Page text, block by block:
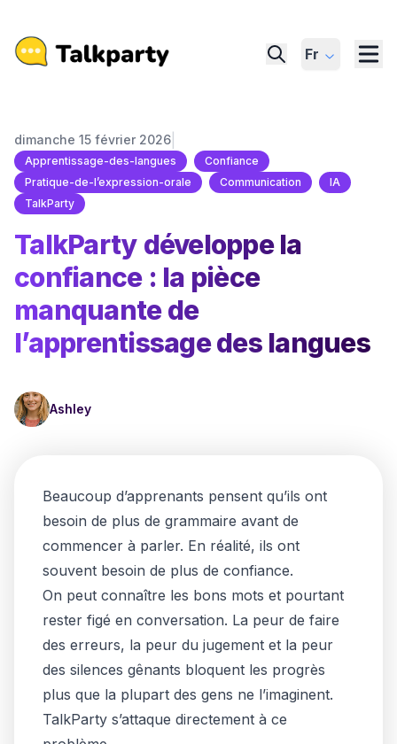
Fr
dimanche 15 février 2026
Apprentissage-des-langues
Confiance
Pratique-de-l’expression-orale
Communication
IA
TalkParty
TalkParty développe la
confiance : la pièce
manquante de
l’apprentissage des langues
Ashley
Beaucoup d’apprenants pensent qu’ils ont
besoin de plus de grammaire avant de
commencer à parler. En réalité, ils ont
souvent besoin de plus de confiance.
On peut connaître les bons mots et pourtant
rester figé en conversation. La peur de faire
des erreurs, la peur du jugement et la peur
des silences gênants bloquent les progrès
plus que la plupart des gens ne l’imaginent.
TalkParty s’attaque directement à ce